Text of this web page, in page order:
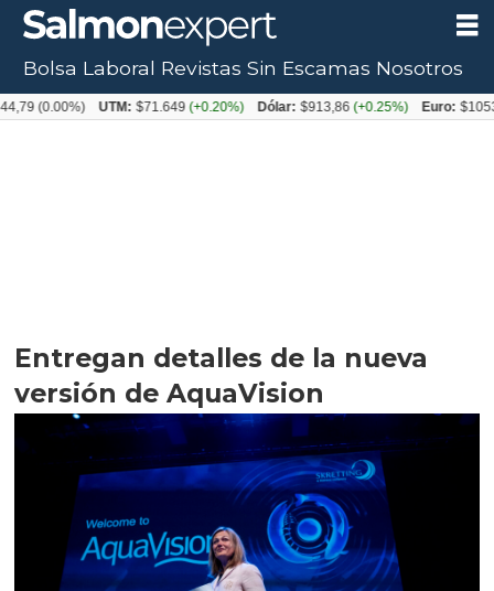
Entregan detalles de la nueva
versión de AquaVision
Bolsa Laboral Revistas Sin Escamas Nosotros
UTM: $71.649(+0.20%) Dólar: $913,86(+0.25%) Euro: $1053,08(-